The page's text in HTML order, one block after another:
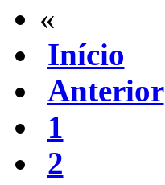
«
Início
Anterior
1
2